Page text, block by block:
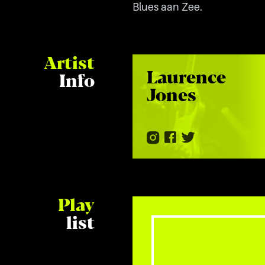
Blues aan Zee.
Artist
Info
Laurence
Jones
Play
list